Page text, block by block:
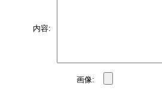
内容:
画像: